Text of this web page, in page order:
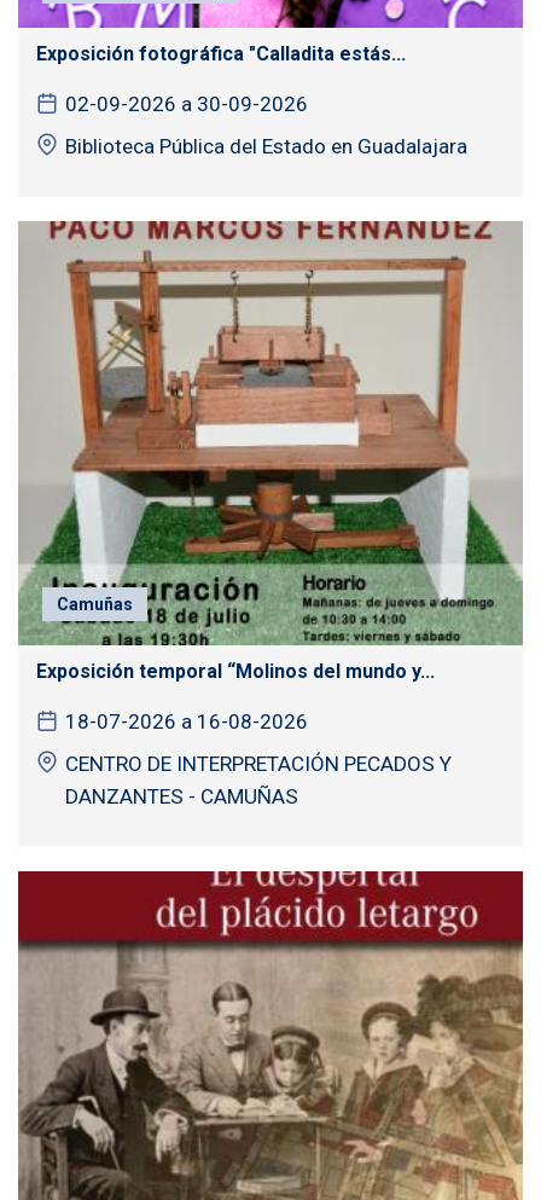
Exposición fotográfica "Calladita estás...
02-09-2026 a 30-09-2026
Biblioteca Pública del Estado en Guadalajara
Camuñas
Exposición temporal “Molinos del mundo y...
18-07-2026 a 16-08-2026
CENTRO DE INTERPRETACIÓN PECADOS Y
DANZANTES - CAMUÑAS